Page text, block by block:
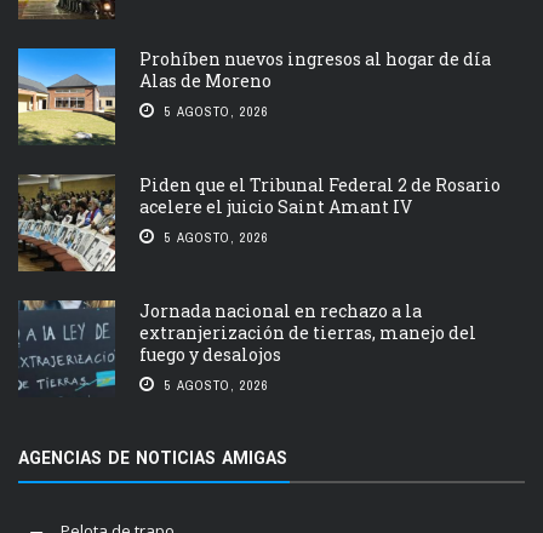
Prohíben nuevos ingresos al hogar de día
Alas de Moreno
5 AGOSTO, 2026
Piden que el Tribunal Federal 2 de Rosario
acelere el juicio Saint Amant IV
5 AGOSTO, 2026
Jornada nacional en rechazo a la
extranjerización de tierras, manejo del
fuego y desalojos
5 AGOSTO, 2026
AGENCIAS DE NOTICIAS AMIGAS